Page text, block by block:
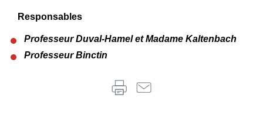
Responsables
Professeur Duval-Hamel et Madame Kaltenbach
Professeur Binctin